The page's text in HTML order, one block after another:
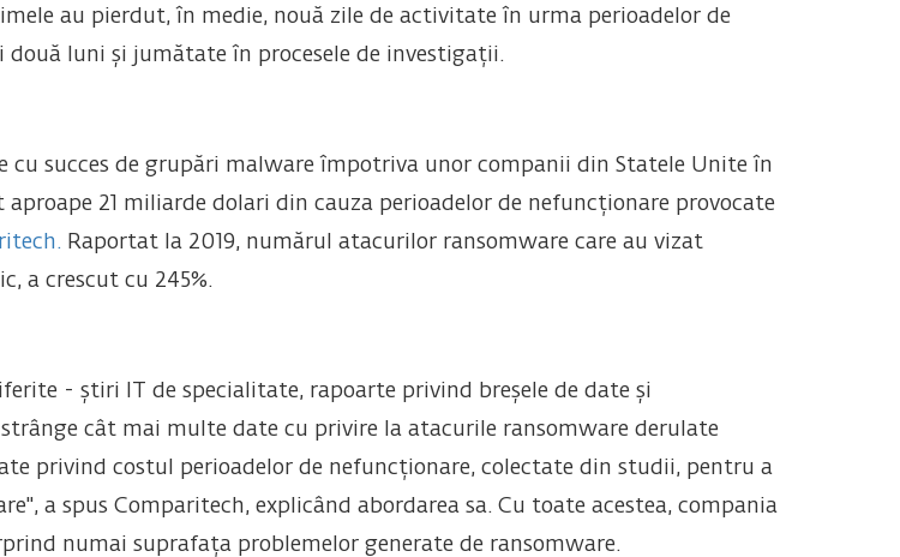
au pierdut, în medie, nouă zile de activitate în urma perioadelor de
luni și jumătate în procesele de investigații.
cu succes de grupări malware împotriva unor companii din Statele Unite în
21 miliarde dolari din cauza perioadelor de nefuncționare provocate
Raportat la 2019, numărul atacurilor ransomware care au vizat
a crescut cu 245%.
- știri IT de specialitate, rapoarte privind breșele de date și
cât mai multe date cu privire la atacurile ransomware derulate
privind costul perioadelor de nefuncționare, colectate din studii, pentru a
a spus Comparitech, explicând abordarea sa. Cu toate acestea, compania
numai suprafața problemelor generate de ransomware.